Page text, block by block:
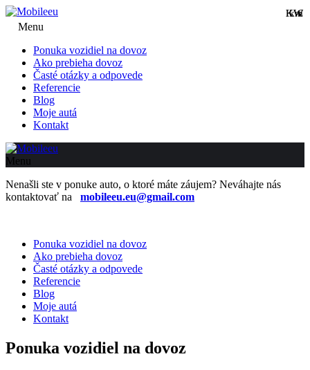
Menu
Ponuka vozidiel na dovoz
Ako prebieha dovoz
Časté otázky a odpovede
Referencie
Blog
Moje autá
Kontakt
Menu
Nenašli ste v ponuke auto, o ktoré máte záujem? Neváhajte nás
kontaktovať na mobileeu.eu@gmail.com
Ponuka vozidiel na dovoz
Ako prebieha dovoz
Časté otázky a odpovede
Referencie
Blog
Moje autá
Kontakt
Ponuka vozidiel na dovoz
€
km
KW
KW